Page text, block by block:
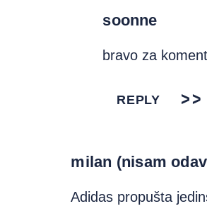
soonne
bravo za
REPLY
milan (nisam
Adidas propušta